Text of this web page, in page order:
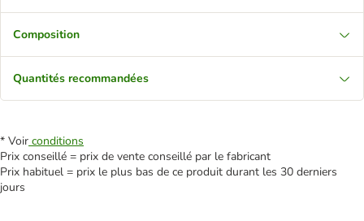
Composition
Quantités recommandées
* Voir conditions
Prix conseillé = prix de vente conseillé par le fabricant
Prix habituel = prix le plus bas de ce produit durant les 30 derniers
jours